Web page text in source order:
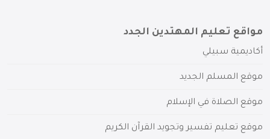
مواقع تعليم المهتدين الجدد
أكاديمية سبيلي
موقع المسلم الجديد
موقع الصلاة في الإسلام
موقع تعليم تفسير وتجويد القرآن الكريم